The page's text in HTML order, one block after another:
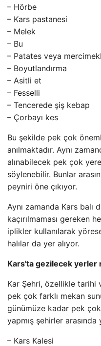
– Hörbe
– Kars pastanesi
– Melek
– Bu
– Patates veya
– Boyutlandırma
– Asitli et
– Fesselli
– Tencerede şiş kebap
– Çorbayı kes
Bu şekilde pek çok
anılmaktadır. Aynı
alınabilecek pek çok
söylenebilir. Bunlar
peyniri öne çıkıyor.
Aynı zamanda Kars
kaçırılmaması gereken
iplikler kullanılarak
halılar da yer alıyor.
Kars'ta gezilecek yerler
Kar Şehri, özellikle tarihi
pek çok farklı mekan
günümüze kadar pek
yapmış şehirler arasında
– Kars Kalesi